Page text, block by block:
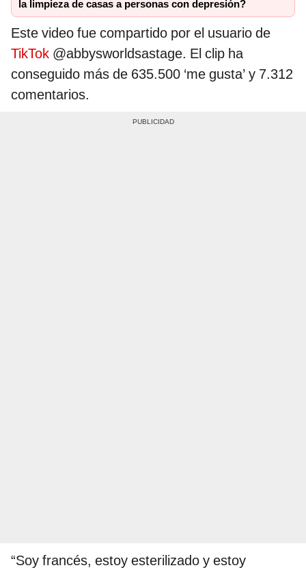
la limpieza de casas a personas con depresión?
Este video fue compartido por el usuario de
TikTok @abbysworldsastage. El clip ha
conseguido más de 635.500 ‘me gusta’ y 7.312
comentarios.
“Soy francés, estoy esterilizado y estoy